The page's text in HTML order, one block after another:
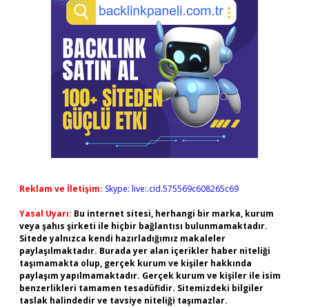
Reklam ve İletişim: Skype: live:.cid.575569c608265c69
Yasal Uyarı: Bu internet sitesi, herhangi bir marka, kurum
veya şahıs şirketi ile hiçbir bağlantısı bulunmamaktadır.
Sitede yalnızca kendi hazırladığımız makaleler
paylaşılmaktadır. Burada yer alan içerikler haber niteliği
taşımamakta olup, gerçek kurum ve kişiler hakkında
paylaşım yapılmamaktadır. Gerçek kurum ve kişiler ile isim
benzerlikleri tamamen tesadüfidir. Sitemizdeki bilgiler
taslak halindedir ve tavsiye niteliği taşımazlar.